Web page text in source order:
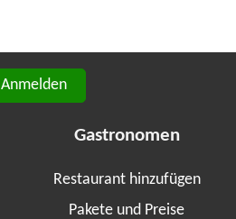
Anmelden
Gastronomen
Restaurant hinzufügen
Pakete und Preise